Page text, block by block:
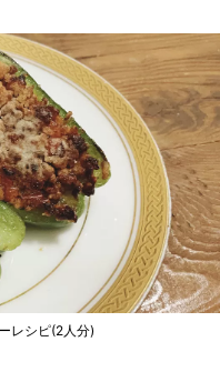
レシピ(2人分)